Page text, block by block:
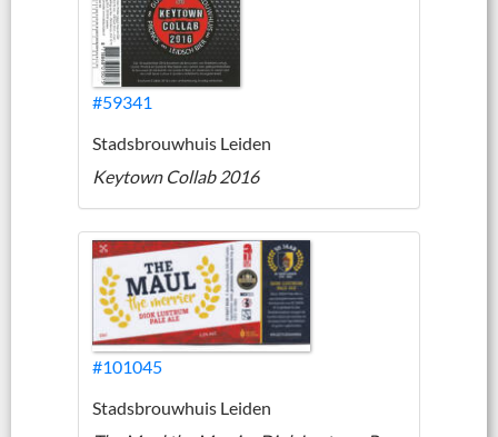
#59341
Stadsbrouwhuis Leiden
Keytown Collab 2016
#101045
Stadsbrouwhuis Leiden